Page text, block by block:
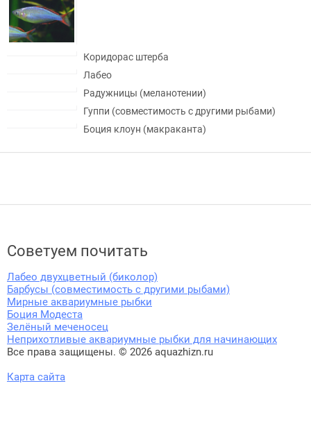
Коридорас штерба
Лабео
Радужницы (меланотении)
Гуппи (совместимость с другими рыбами)
Боция клоун (макраканта)
Советуем почитать
Лабео двухцветный (биколор)
Барбусы (совместимость с другими рыбами)
Мирные аквариумные рыбки
Боция Модеста
Зелёный меченосец
Неприхотливые аквариумные рыбки для начинающих
Все права защищены. © 2026 aquazhizn.ru
Карта сайта